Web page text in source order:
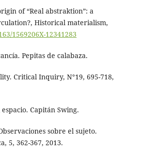
of “Real abstraktion”: a
Historical materialism,
1569206X-12341283
Pepitas de calabaza.
Critical Inquiry, N°19, 695-718,
Capitán Swing.
sobre el sujeto.
5, 362-367, 2013.